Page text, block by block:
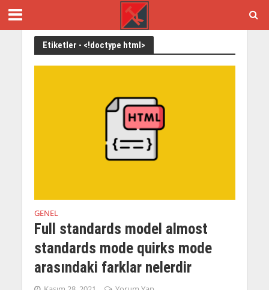
Etiketler - <!doctype html>
GENEL
Full standards model almost
standards mode quirks mode
arasındaki farklar nelerdir